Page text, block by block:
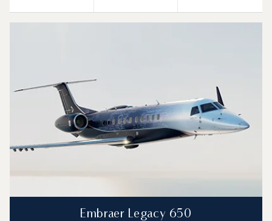
Embraer Legacy 650